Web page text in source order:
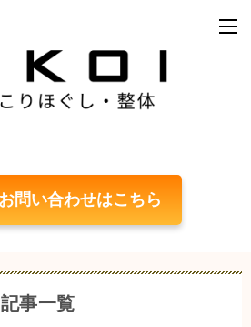
問い合わせはこちら
事一覧